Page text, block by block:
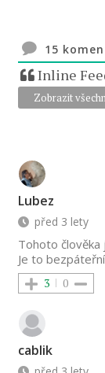
15
Inline
Zobrazit
Lubez
před 3 lety
Tohoto člověka
Je to
3 0
cablik